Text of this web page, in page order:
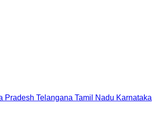
Pradesh Telangana Tamil Nadu Karnataka